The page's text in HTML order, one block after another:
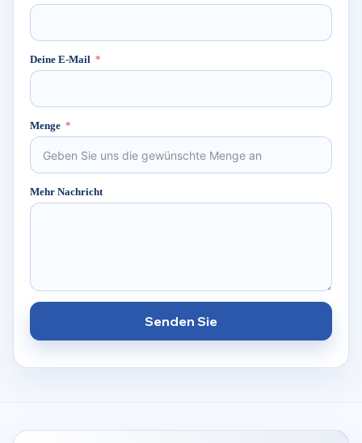
Deine E-Mail
Menge
Mehr Nachricht
Senden Sie